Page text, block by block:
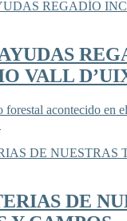
VALL
forestal acontecido en
DE